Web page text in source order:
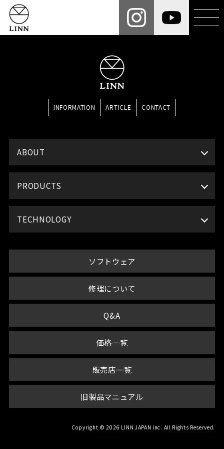
INFORMATION ARTICLE CONTACT
ABOUT
PRODUCTS
TECHNOLOGY
ソフトウェア
修理について
Q&A
価格一覧
販売店一覧
旧製品マニュアル
Copyright © 2026 LINN JAPAN inc. All Rights Reserved.